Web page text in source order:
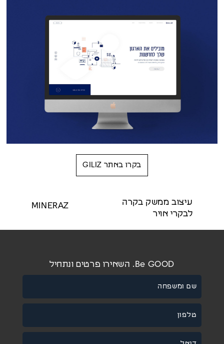
בקרו באתר GILIZ
MINERAZ
עיצוב ממשק בקרה
לבקרי אויר
Be GOOD. השאירו פרטים ונתחיל